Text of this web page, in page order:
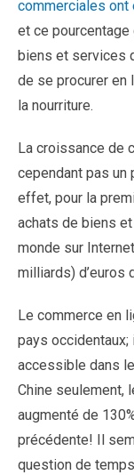
commerciales ont
et ce pourcentage
biens et services
de se procurer en
la nourriture.
La croissance de
cependant pas un
effet, pour la
achats de biens
monde sur
milliards) d’euros
Le commerce en
pays
accessible dans
Chine seulement,
augmenté de
précédente! Il
question de